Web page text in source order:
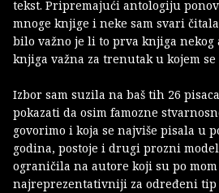
tekst. Pripremajući antologiju
mnoge knjige i neke sam svari
bilo važno je li to prva knjiga
knjiga važna za trenutak u kojem se
Izbor sam suzila na baš tih 26
pokazati da osim famozne
govorimo i koja se najviše pisala u
godina, postoje i drugi prozni
ograničila na autore koji su po
najreprezentativniji za određeni tip